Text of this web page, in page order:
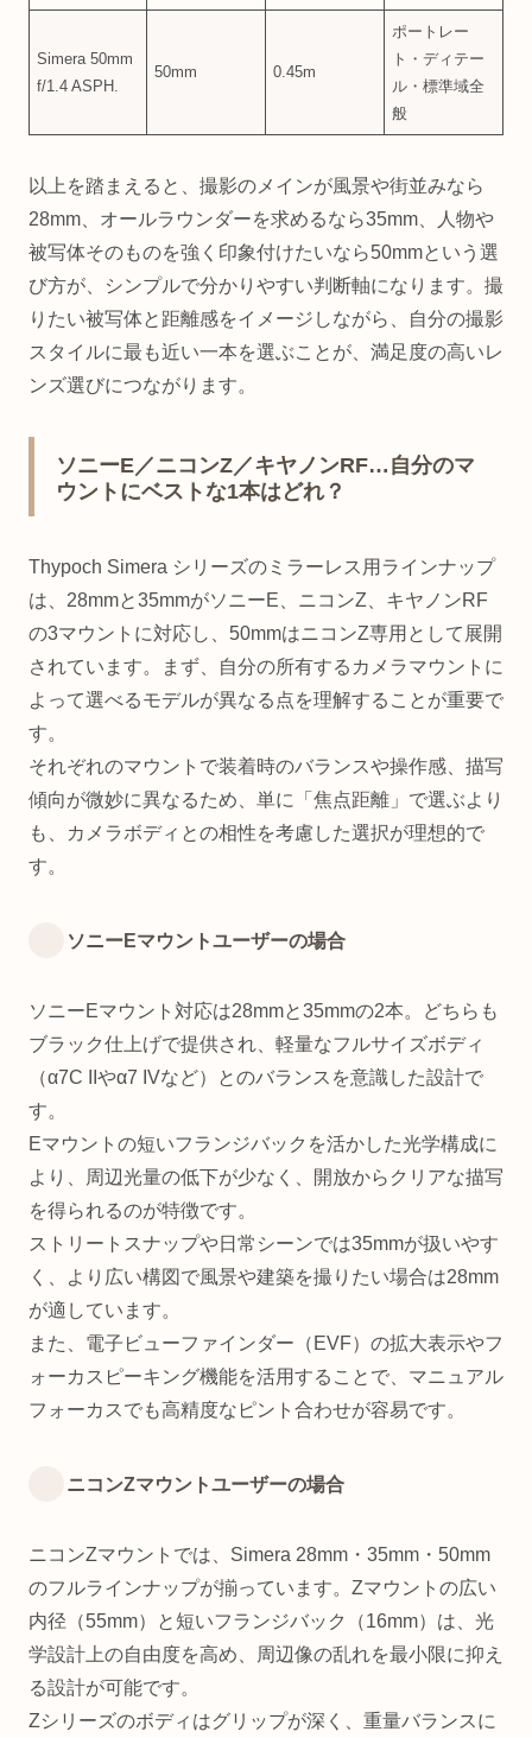
Simera 50mm
f/1.4 ASPH.
50mm 0.45m
ポートレー
ト・ディテー
ル・標準域全
般
以上を踏まえると、撮影のメインが風景や街並みなら
28mm、オールラウンダーを求めるなら35mm、人物や
被写体そのものを強く印象付けたいなら50mmという選
び方が、シンプルで分かりやすい判断軸になります。撮
りたい被写体と距離感をイメージしながら、自分の撮影
スタイルに最も近い一本を選ぶことが、満足度の高いレ
ンズ選びにつながります。
ソニーE／ニコンZ／キヤノンRF…自分のマ
ウントにベストな1本はどれ？
Thypoch Simera シリーズのミラーレス用ラインナップ
は、28mmと35mmがソニーE、ニコンZ、キヤノンRF
の3マウントに対応し、50mmはニコンZ専用として展開
されています。まず、自分の所有するカメラマウントに
よって選べるモデルが異なる点を理解することが重要で
す。
それぞれのマウントで装着時のバランスや操作感、描写
傾向が微妙に異なるため、単に「焦点距離」で選ぶより
も、カメラボディとの相性を考慮した選択が理想的で
す。
ソニーEマウントユーザーの場合
ソニーEマウント対応は28mmと35mmの2本。どちらも
ブラック仕上げで提供され、軽量なフルサイズボディ
（α7C IIやα7 IVなど）とのバランスを意識した設計で
す。
Eマウントの短いフランジバックを活かした光学構成に
より、周辺光量の低下が少なく、開放からクリアな描写
を得られるのが特徴です。
ストリートスナップや日常シーンでは35mmが扱いやす
く、より広い構図で風景や建築を撮りたい場合は28mm
が適しています。
また、電子ビューファインダー（EVF）の拡大表示やフ
ォーカスピーキング機能を活用することで、マニュアル
フォーカスでも高精度なピント合わせが容易です。
ニコンZマウントユーザーの場合
ニコンZマウントでは、Simera 28mm・35mm・50mm
のフルラインナップが揃っています。Zマウントの広い
内径（55mm）と短いフランジバック（16mm）は、光
学設計上の自由度を高め、周辺像の乱れを最小限に抑え
る設計が可能です。
Zシリーズのボディはグリップが深く、重量バランスに